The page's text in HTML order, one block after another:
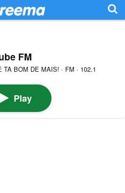
FM
TA BOM DE MAIS! · FM · 102.1
Play